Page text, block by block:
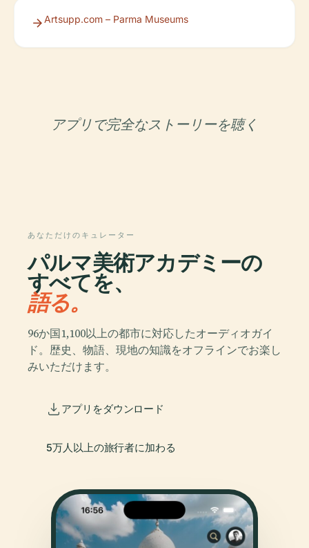
Artsupp.com – Parma Museums
アプリで完全なストーリーを聴く
あなただけのキュレーター
パルマ美術アカデミーの
すべてを、
語る。
96か国1,100以上の都市に対応したオーディオガイ
ド。歴史、物語、現地の知識をオフラインでお楽し
みいただけます。
アプリをダウンロード
5万人以上の旅行者に加わる